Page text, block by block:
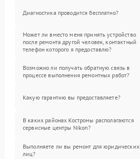
Диагностика проводится бесплатно?
Может ли вместо меня принять устройство
после ремонта другой человек, контактный
телефон которого я предоставлю?
Возможно ли получать обратную связь в
процессе выполнения ремонтных работ?
Какую гарантию вы предоставляете?
В каких районах Костромы располагаются
сервисные центры Nikon?
Выполняете ли вы ремонт для юридических
лиц?